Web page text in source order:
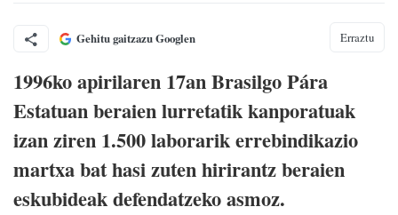
Gehitu gaitzazu Googlen Erraztu
1996ko apirilaren 17an Brasilgo Pára
Estatuan beraien lurretatik kanporatuak
izan ziren 1.500 laborarik errebindikazio
martxa bat hasi zuten hirirantz beraien
eskubideak defendatzeko asmoz.